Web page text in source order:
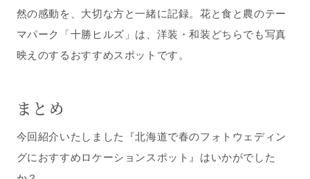
然の感動を、大切な方と一緒に記録。花と食と農のテー
マパーク「十勝ヒルズ」は、洋装・和装どちらでも写真
映えのするおすすめスポットです。
まとめ
今回紹介いたしました『北海道で春のフォトウェディン
グにおすすめロケーションスポット』はいかがでした